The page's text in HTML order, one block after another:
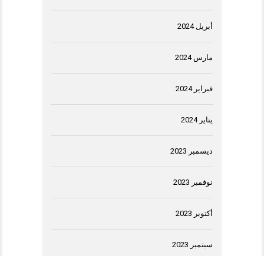
أبريل 2024
مارس 2024
فبراير 2024
يناير 2024
ديسمبر 2023
نوفمبر 2023
أكتوبر 2023
سبتمبر 2023